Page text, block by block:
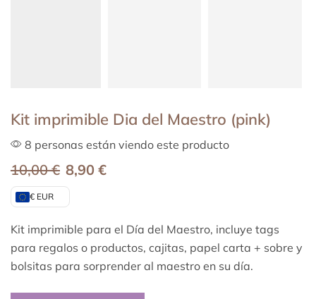
Kit imprimible Dia del Maestro (pink)
8 personas están viendo este producto
10,00€ 8,90 €
€ EUR
Kit imprimible para el Día del Maestro, incluye tags
para regalos o productos, cajitas, papel carta + sobre y
bolsitas para sorprender al maestro en su día.